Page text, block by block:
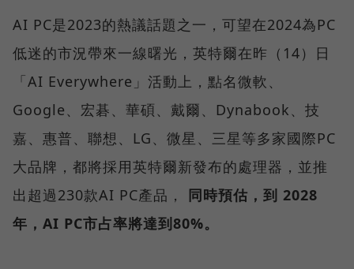
AI PC是2023的熱議話題之一，可望在2024為PC
低迷的市況帶來一線曙光，英特爾在昨（14）日
「AI Everywhere」活動上，點名微軟、
Google、宏碁、華碩、戴爾、Dynabook、技
嘉、惠普、聯想、LG、微星、三星等多家國際PC
大品牌，都將採用英特爾新發布的處理器，並推
出超過230款AI PC產品， 同時預估，到 2028
年，AI PC市占率將達到80%。